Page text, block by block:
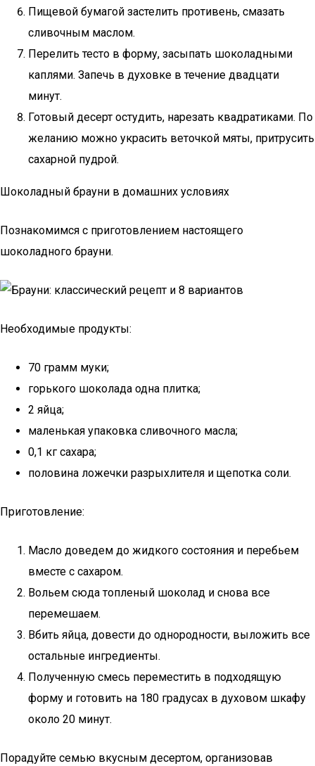
Пищевой бумагой застелить противень, смазать
сливочным маслом.
Перелить тесто в форму, засыпать шоколадными
каплями. Запечь в духовке в течение двадцати
минут.
Готовый десерт остудить, нарезать квадратиками. По
желанию можно украсить веточкой мяты, притрусить
сахарной пудрой.
Шоколадный брауни в домашних условиях
Познакомимся с приготовлением настоящего
шоколадного брауни.
Необходимые продукты:
70 грамм муки;
горького шоколада одна плитка;
2 яйца;
маленькая упаковка сливочного масла;
0,1 кг сахара;
половина ложечки разрыхлителя и щепотка соли.
Приготовление:
Масло доведем до жидкого состояния и перебьем
вместе с сахаром.
Вольем сюда топленый шоколад и снова все
перемешаем.
Вбить яйца, довести до однородности, выложить все
остальные ингредиенты.
Полученную смесь переместить в подходящую
форму и готовить на 180 градусах в духовом шкафу
около 20 минут.
Порадуйте семью вкусным десертом, организовав